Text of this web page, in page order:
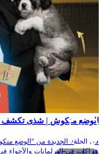
الوضع منكوش | شذى تكشف
في الحلقة الجديدة من "الوضع
عراكات في البرلمانات والأجواء